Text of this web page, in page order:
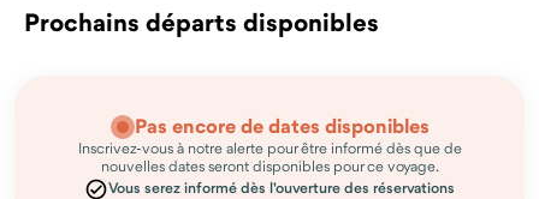
Prochains départs disponibles
Pas encore de dates disponibles
Inscrivez-vous à notre alerte pour être informé dès que de
nouvelles dates seront disponibles pour ce voyage.
Vous serez informé dès l'ouverture des réservations